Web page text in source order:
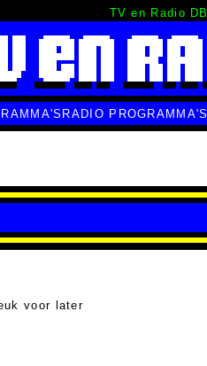
TV en Radio DB
RADIO PROGRAMMA'S
voor later